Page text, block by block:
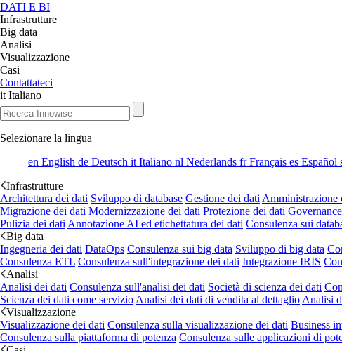
DATI E BI
Infrastrutture
Big data
Analisi
Visualizzazione
Casi
Contattateci
it Italiano
Selezionare la lingua
en English de Deutsch it Italiano nl Nederlands frFrançais es Español
Infrastrutture
Architettura dei dati Sviluppo di database Gestione dei dati Amministrazione
Migrazione dei dati Modernizzazione dei dati Protezione dei dati
Pulizia dei dati Annotazione AI ed etichettatura dei dati Consulenza sui
Big data
Ingegneria dei dati DataOps Consulenza sui big data Sviluppo di big data
Consulenza ETL Consulenza sull'integrazione dei dati Integrazione IRIS
Analisi
Analisi dei dati Consulenza sull'analisi dei dati Società di scienza dei dati
Scienza dei dati come servizio Analisi dei dati di vendita al dettaglio Analisi
Visualizzazione
Visualizzazione dei dati Consulenza sulla visualizzazione dei dati Business
Consulenza sulla piattaforma di potenza Consulenza sulle applicazioni di